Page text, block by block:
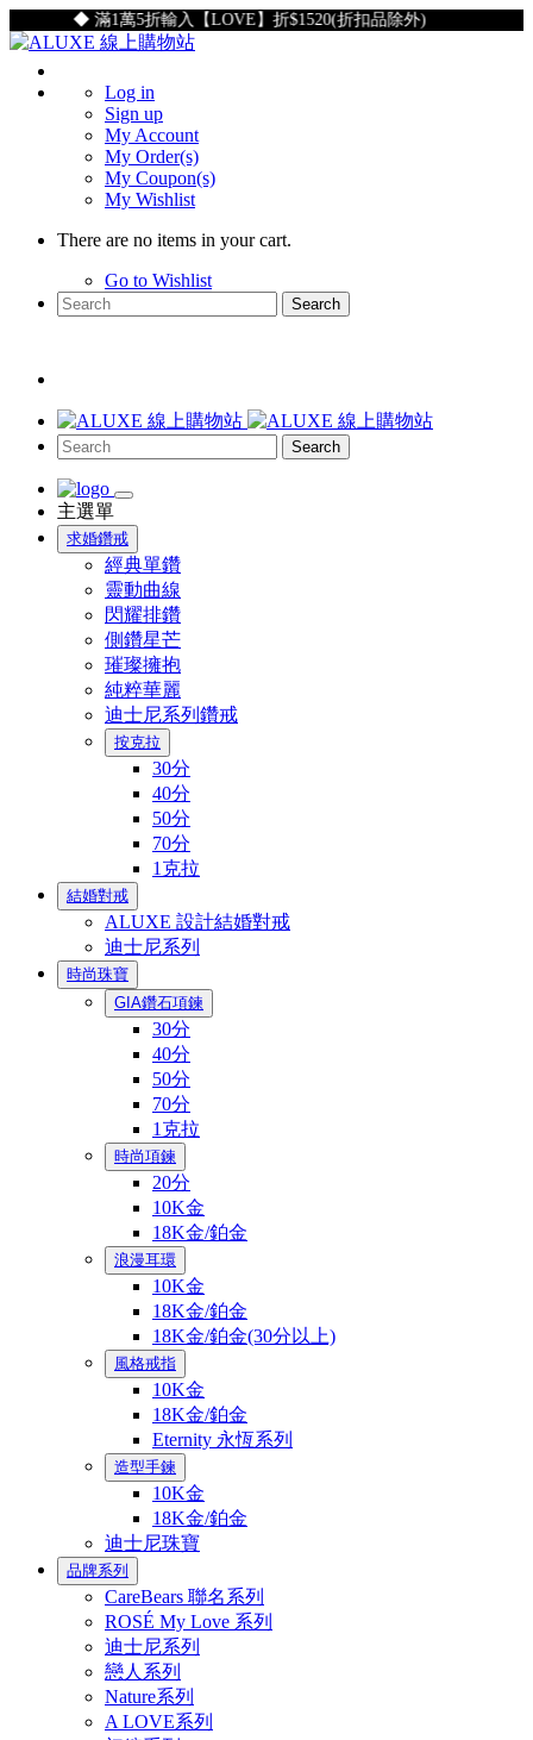
◆ 滿1萬5折輸入【LOVE】折$1520(折扣品除外)
Log in
Sign up
My Account
My Order(s)
My Coupon(s)
My Wishlist
There are no items in your cart.
Go to Wishlist
Search
Search
主選單
求婚鑽戒
經典單鑽
靈動曲線
閃耀排鑽
側鑽星芒
璀璨擁抱
純粹華麗
迪士尼系列鑽戒
按克拉
30分
40分
50分
70分
1克拉
結婚對戒
ALUXE 設計結婚對戒
迪士尼系列
時尚珠寶
GIA鑽石項鍊
30分
40分
50分
70分
1克拉
時尚項鍊
20分
10K金
18K金/鉑金
浪漫耳環
10K金
18K金/鉑金
18K金/鉑金(30分以上)
風格戒指
10K金
18K金/鉑金
Eternity 永恆系列
造型手鍊
10K金
18K金/鉑金
迪士尼珠寶
品牌系列
CareBears 聯名系列
ROSÉ My Love 系列
迪士尼系列
戀人系列
Nature系列
A LOVE系列